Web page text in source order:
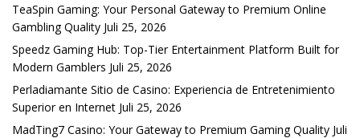
TeaSpin Gaming: Your Personal Gateway to Premium Online
Gambling Quality Juli 25, 2026
Speedz Gaming Hub: Top-Tier Entertainment Platform Built for
Modern Gamblers Juli 25, 2026
Perladiamante Sitio de Casino: Experiencia de Entretenimiento
Superior en Internet Juli 25, 2026
MadTing7 Casino: Your Gateway to Premium Gaming Quality Juli